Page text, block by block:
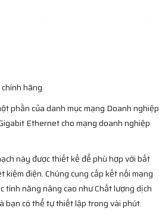
hãng
phần của danh mục mạng Doanh nghiệp
Ethernet cho mạng doanh nghiệp
này được thiết kế để phù hợp với bất
điện. Chúng cung cấp kết nối mạng
tính năng nâng cao như Chất lượng dịch
bạn có thể tự thiết lập trong vài phút.